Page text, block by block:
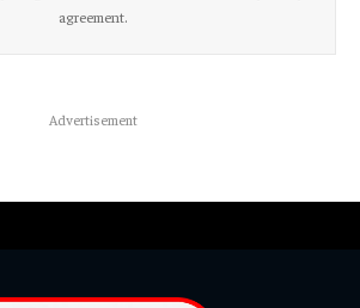
agreement.
Advertisement